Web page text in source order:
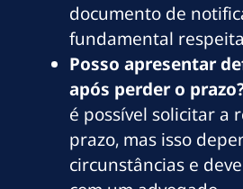
documento de
fundamental
Posso apresentar
após perder o
é possível solicitar a
prazo, mas isso
circunstâncias e